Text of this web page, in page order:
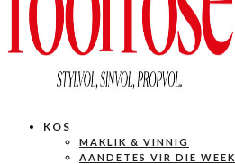
KOS
MAKLIK & VINNIG
AANDETES VIR DIE WEEK